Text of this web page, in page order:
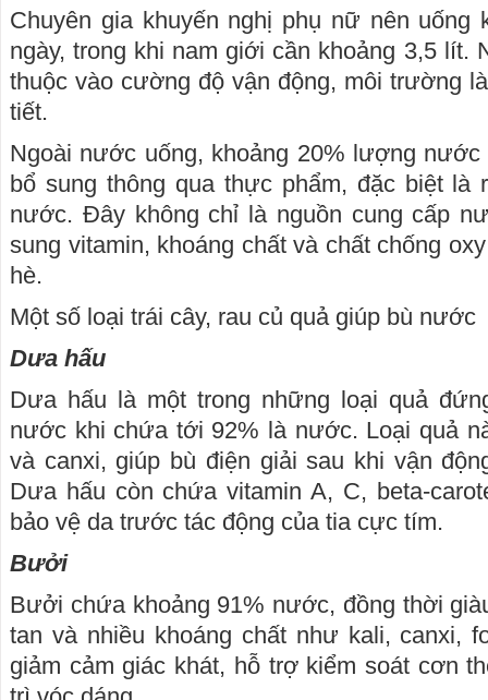
Chuyên gia khuyến nghị phụ nữ nên uống
ngày, trong khi nam giới cần khoảng 3,5 lít.
thuộc vào cường độ vận động, môi trường
tiết.
Ngoài nước uống, khoảng 20% lượng
bổ sung thông qua thực phẩm, đặc biệt là
nước. Đây không chỉ là nguồn cung cấp
sung vitamin, khoáng chất và chất chống
hè.
Một số loại trái cây, rau củ quả giúp bù nước
Dưa hấu
Dưa hấu là một trong những loại quả
nước khi chứa tới 92% là nước. Loại quả
và canxi, giúp bù điện giải sau khi vận
Dưa hấu còn chứa vitamin A, C, beta-
bảo vệ da trước tác động của tia cực tím.
Bưởi
Bưởi chứa khoảng 91% nước, đồng thời
tan và nhiều khoáng chất như kali, canxi,
giảm cảm giác khát, hỗ trợ kiểm soát cơn